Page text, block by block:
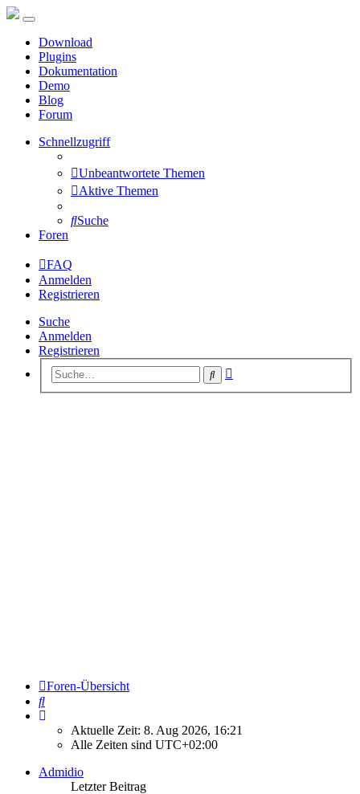
Download
Plugins
Dokumentation
Demo
Blog
Forum
Schnellzugriff
Unbeantwortete Themen
Aktive Themen
Suche
Foren
FAQ
Anmelden
Registrieren
Suche
Anmelden
Registrieren
Suche
Foren-Übersicht
Suche
Aktuelle Zeit: 8. Aug 2026, 16:21
Alle Zeiten sind UTC+02:00
Admidio
Letzter Beitrag